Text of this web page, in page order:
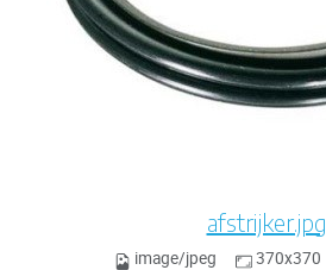
afstrijker.jpg
image/jpeg 370x370